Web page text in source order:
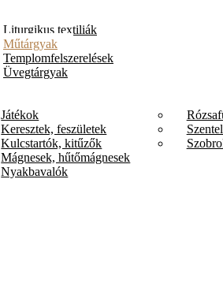
Liturgikus textiliák
Műtárgyak
Templomfelszerelések
Üvegtárgyak
Játékok
Keresztek, feszületek
Kulcstartók, kitűzők
Mágnesek, hűtőmágnesek
Nyakbavalók